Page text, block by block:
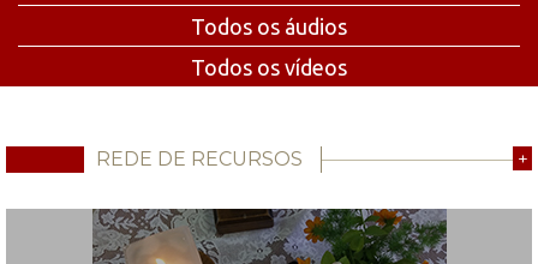
Todos os áudios
Todos os vídeos
REDE DE RECURSOS +